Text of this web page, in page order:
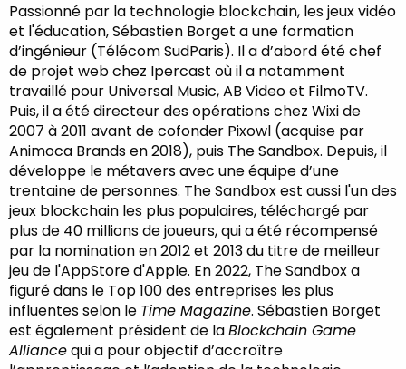
Passionné par la technologie blockchain, les jeux vidéo
et l'éducation, Sébastien Borget a une formation
d’ingénieur (Télécom SudParis). Il a d’abord été chef
de projet web chez Ipercast où il a notamment
travaillé pour Universal Music, AB Video et FilmoTV.
Puis, il a été directeur des opérations chez Wixi de
2007 à 2011 avant de cofonder Pixowl (acquise par
Animoca Brands en 2018), puis The Sandbox. Depuis, il
développe le métavers avec une équipe d’une
trentaine de personnes. The Sandbox est aussi l'un des
jeux blockchain les plus populaires, téléchargé par
plus de 40 millions de joueurs, qui a été récompensé
par la nomination en 2012 et 2013 du titre de meilleur
jeu de l'AppStore d'Apple. En 2022, The Sandbox a
figuré dans le Top 100 des entreprises les plus
influentes selon le Time Magazine. Sébastien Borget
est également président de laBlockchain Game
Alliancequi a pour objectif d’accroître